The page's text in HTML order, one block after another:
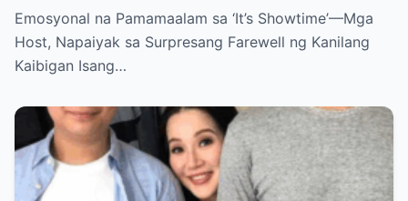
Surpresang Farewell ng Kanilang Kaibigan
Emosyonal na Pamamaalam sa ‘It’s Showtime’—Mga
Host, Napaiyak sa Surpresang Farewell ng Kanilang
Kaibigan Isang…